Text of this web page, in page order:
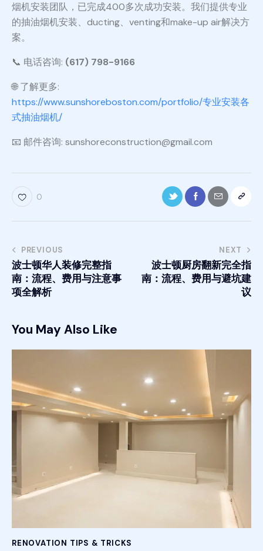
烟机安装团队，已完成400多次成功安装。我们提供专业
的抽油烟机安装、ducting、venting和make-up air解决方
案。
📞 电话咨询: (617) 798-9166
🌐 了解更多:
https://www.sunshoreboston.com/portfolio/专业安装各
式抽油烟机/
📧 邮件咨询: sunshoreconstruction@gmail.com
0
PREVIOUS
波士顿华人装修完整指
南：流程、费用与注意事
项全解析
NEXT
波士顿厨房翻新完全指
南：流程、费用与避坑建
议
You May Also Like
RENOVATION TIPS & TRICKS